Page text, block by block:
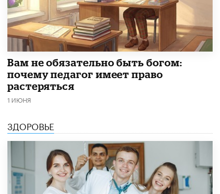
​Вам не обязательно быть богом:
почему педагог имеет право
растеряться
1 ИЮНЯ
ЗДОРОВЬЕ